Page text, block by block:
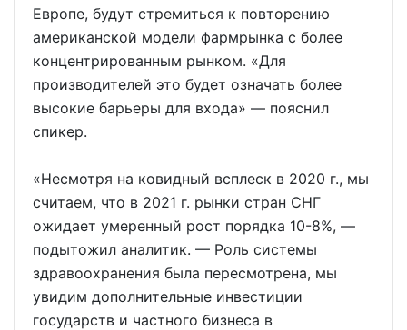
Европе, будут стремиться к повторению
американской модели фармрынка с более
концентрированным рынком. «Для
производителей это будет означать более
высокие барьеры для входа» — пояснил
спикер.
«Несмотря на ковидный всплеск в 2020 г., мы
считаем, что в 2021 г. рынки стран СНГ
ожидает умеренный рост порядка 10-8%, —
подытожил аналитик. — Роль системы
здравоохранения была пересмотрена, мы
увидим дополнительные инвестиции
государств и частного бизнеса в